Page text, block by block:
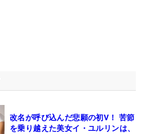
改名が呼び込んだ悲願の初V！ 苦節
を乗り越えた美女イ・ユルリンは、